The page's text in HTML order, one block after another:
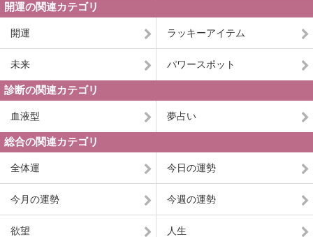
開運の関連カテゴリ
開運 ラッキーアイテム
未来 パワースポット
診断の関連カテゴリ
血液型 夢占い
総合の関連カテゴリ
全体運 今日の運勢
今月の運勢 今週の運勢
欲望 人生